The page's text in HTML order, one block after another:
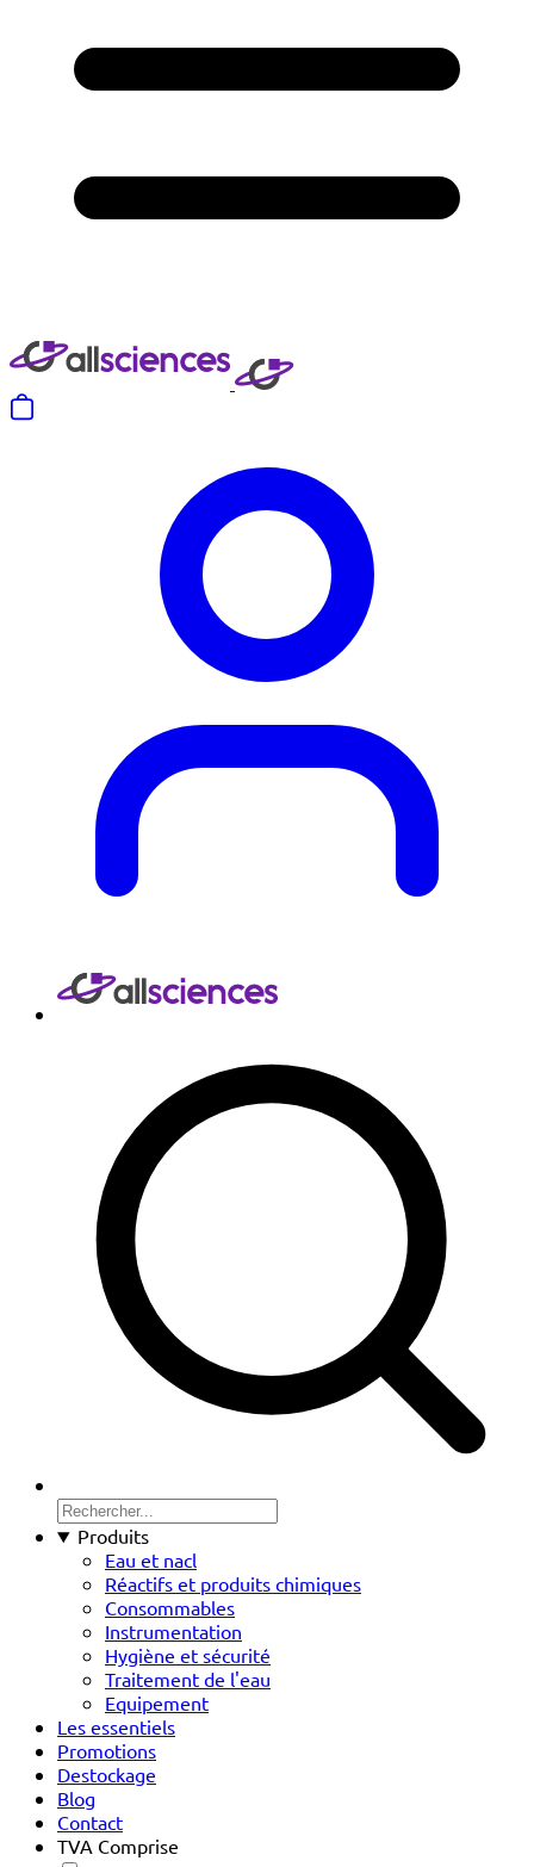
Produits
Eau et nacl
Réactifs et produits chimiques
Consommables
Instrumentation
Hygiène et sécurité
Traitement de l'eau
Equipement
Les essentiels
Promotions
Destockage
Blog
Contact
TVA Comprise